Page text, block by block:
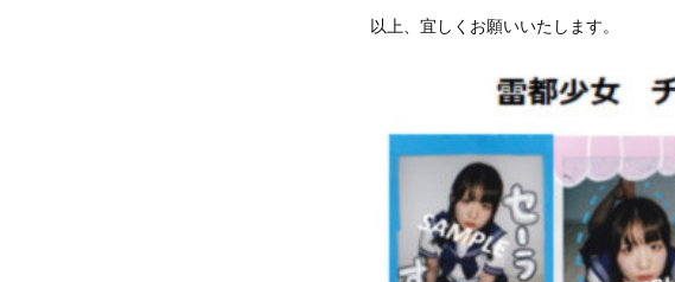
以上、宜しくお願いいたします。